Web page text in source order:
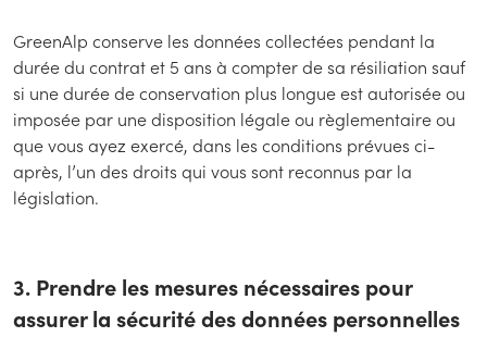
GreenAlp conserve les données collectées pendant la
durée du contrat et 5 ans à compter de sa résiliation sauf
si une durée de conservation plus longue est autorisée ou
imposée par une disposition légale ou règlementaire ou
que vous ayez exercé, dans les conditions prévues ci-
après, l’un des droits qui vous sont reconnus par la
législation.
3. Prendre les mesures nécessaires pour
assurer la sécurité des données personnelles